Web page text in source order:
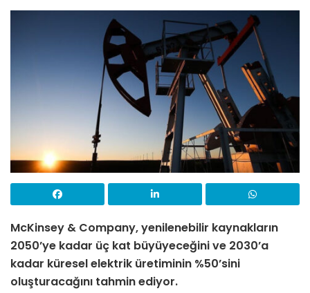
McKinsey & Company, yenilenebilir kaynakların
2050’ye kadar üç kat büyüyeceğini ve 2030’a
kadar küresel elektrik üretiminin %50’sini
oluşturacağını tahmin ediyor.